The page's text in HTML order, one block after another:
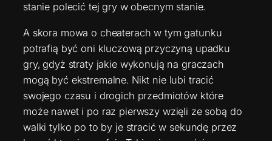
stanie polecić tej gry w obecnym stanie.
A skora mowa o cheaterach w tym gatunku
potrafią być oni kluczową przyczyną upadku
gry, gdyż straty jakie wykonują na graczach
mogą być ekstremalne. Nikt nie lubi tracić
swojego czasu i drogich przedmiotów które
może nawet i po raz pierwszy wzięli ze sobą do
walki tylko po to by je stracić w sekundę przez